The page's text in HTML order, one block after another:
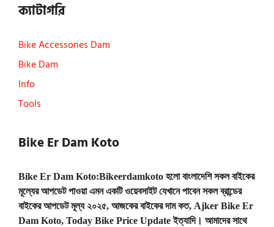
ক্যাটাগরি
Bike Accessories Dam
Bike Dam
Info
Tools
Bike Er Dam Koto
Bike Er Dam Koto:Bikeerdamkoto হলো বাংলাদেশি সকল বাইকের
মূল্যের আপডেট পাওয়া এমন একটি ওয়েবসাইট যেখানে পাবেন সকল ব্রান্ডের
বাইকের আপডেট মূল্য ২০২৫, আজকের বাইকের দাম কত, Ajker Bike Er
Dam Koto, Today Bike Price Update ইত্যাদি। আমাদের সাথে